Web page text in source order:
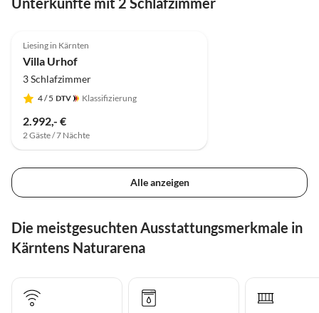
Liesing in Kärnten
Villa Urhof
3 Schlafzimmer
4/ 5 Klassifizierung
2.992,- €
2 Gäste / 7 Nächte
Alle anzeigen
Die meistgesuchten Ausstattungsmerkmale in
Kärntens Naturarena